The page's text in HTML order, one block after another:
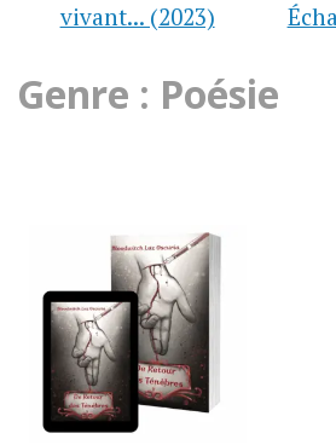
vivant... (2023)
Genre : Poésie